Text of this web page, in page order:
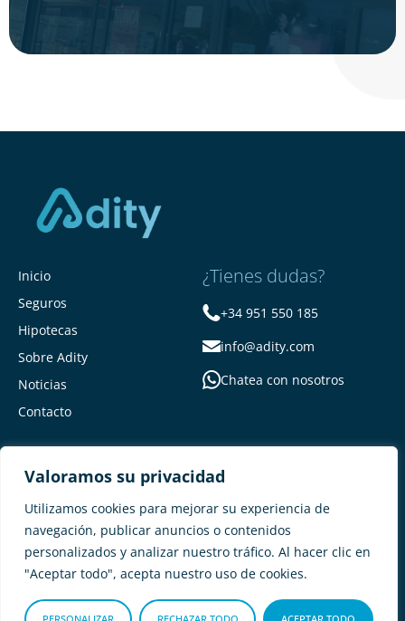
Valoramos su privacidad
Utilizamos cookies para mejorar su experiencia de
navegación, publicar anuncios o contenidos
personalizados y analizar nuestro tráfico. Al hacer clic en
"Aceptar todo", acepta nuestro uso de cookies.
Inicio
Seguros
Hipotecas
Sobre Adity
Noticias
Contacto
¿Tienes dudas?
+34 951 550 185
info@adity.com
Chatea con nosotros
Adity Seguros – Mapa del Sitio –